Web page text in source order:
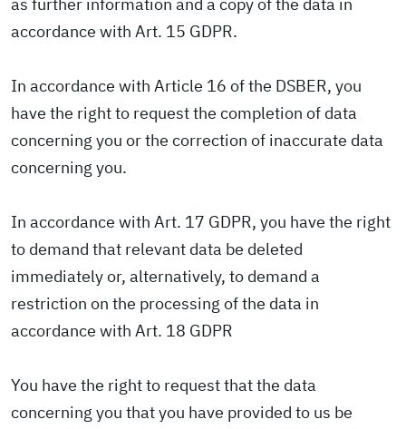
accordance with Art. 15 GDPR.
In accordance with Article 16 of the DSBER, you
have the right to request the completion of data
concerning you or the correction of inaccurate data
concerning you.
In accordance with Art. 17 GDPR, you have the right
to demand that relevant data be deleted
immediately or, alternatively, to demand a
restriction on the processing of the data in
accordance with Art. 18 GDPR
You have the right to request that the data
concerning you that you have provided to us be